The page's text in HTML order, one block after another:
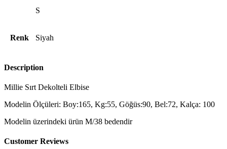
S
Renk Siyah
Description
Millie Sırt Dekolteli Elbise
Modelin Ölçüleri: Boy:165, Kg:55, Göğüs:90, Bel:72, Kalça: 100
Modelin üzerindeki ürün M/38 bedendir
Customer Reviews